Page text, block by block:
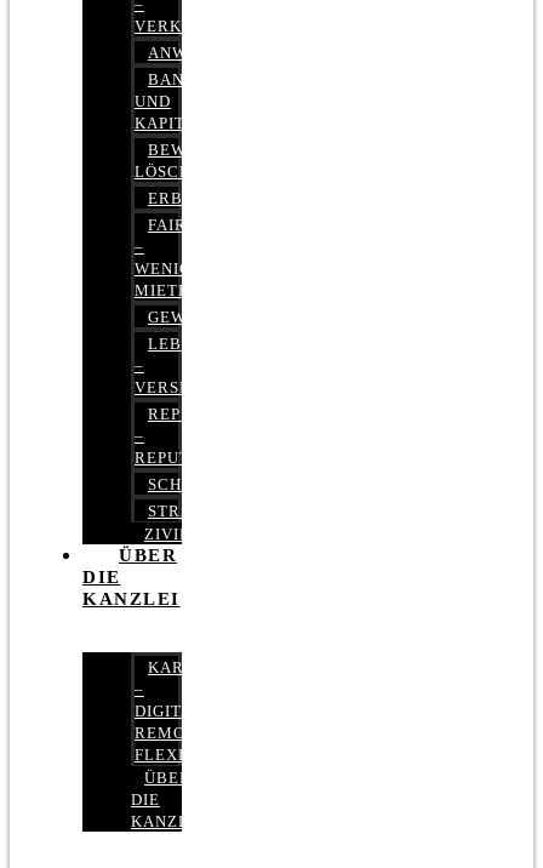
–
VERKEHRSRECHT
ANWALTSHAFTUNGSRECHT
BANK-
UND
KAPITALMARKTRECHT
BEWERTUNGEN
LÖSCHEN
ERBRECHT
FAIRMIETEN
–
WENIGER
MIETE
GEWERBERECHT
LEBENSVERSICHERUNG
–
VERSICHERUNGSRECHT
REPUTATIONSRECHT
–
REPUTATIONSMANAGEMENT
SCHUFARECHT
STRAFRECHT
ZIVILRECHT
ÜBER
DIE
KANZLEI
KARRIERE
–
DIGITAL,
REMOTE,
FLEXIBEL
ÜBER
DIE
KANZLEI